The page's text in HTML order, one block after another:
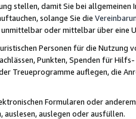
stellen, damit Sie bei
solange Sie die
oder mittelbar über eine
Personen für die Nutzung
Punkten, Spenden für
Treueprogramme auflegen, die
Formularen oder
auslegen oder ausfüllen.